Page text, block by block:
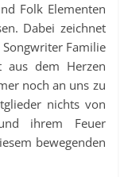
Folk Elementen
Dabei zeichnet
Familie
aus dem Herzen
noch an uns zu
nichts von
ihrem Feuer
bewegenden